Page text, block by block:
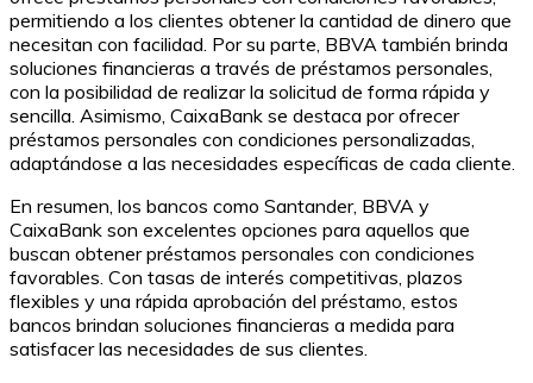
permitiendo a los clientes obtener la cantidad de dinero que
necesitan con facilidad. Por su parte, BBVA también brinda
soluciones financieras a través de préstamos personales,
con la posibilidad de realizar la solicitud de forma rápida y
sencilla. Asimismo, CaixaBank se destaca por ofrecer
préstamos personales con condiciones personalizadas,
adaptándose a las necesidades específicas de cada cliente.
En resumen, los bancos como Santander, BBVA y
CaixaBank son excelentes opciones para aquellos que
buscan obtener préstamos personales con condiciones
favorables. Con tasas de interés competitivas, plazos
flexibles y una rápida aprobación del préstamo, estos
bancos brindan soluciones financieras a medida para
satisfacer las necesidades de sus clientes.